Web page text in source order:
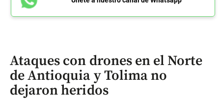
Ataques con drones en el Norte
de Antioquia y Tolima no
dejaron heridos